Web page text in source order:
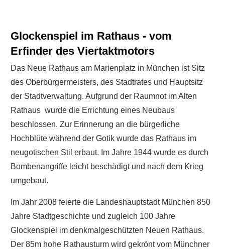
Glockenspiel im Rathaus - vom
Erfinder des Viertaktmotors
Das Neue Rathaus am Marienplatz in München ist Sitz
des Oberbürgermeisters, des Stadtrates und Hauptsitz
der Stadtverwaltung. Aufgrund der Raumnot im Alten
Rathaus wurde die Errichtung eines Neubaus
beschlossen. Zur Erinnerung an die bürgerliche
Hochblüte während der Gotik wurde das Rathaus im
neugotischen Stil erbaut. Im Jahre 1944 wurde es durch
Bombenangriffe leicht beschädigt und nach dem Krieg
umgebaut.
Im Jahr 2008 feierte die Landeshauptstadt München 850
Jahre Stadtgeschichte und zugleich 100 Jahre
Glockenspiel im denkmalgeschützten Neuen Rathaus.
Der 85m hohe Rathausturm wird gekrönt vom Münchner